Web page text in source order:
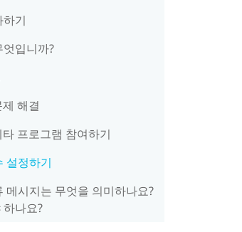
기
입니까?
해결
프로그램 참여하기
설정하기
메시지는 무엇을 의미하나요?
나요?